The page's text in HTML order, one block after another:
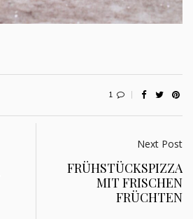
1
Next Post
FRÜHSTÜCKSPIZZA
MIT FRISCHEN
FRÜCHTEN